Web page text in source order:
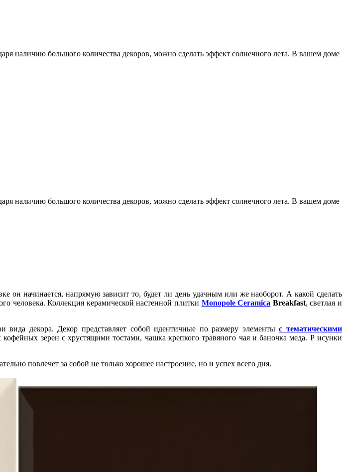
наличию большого количества декоров, можно сделать эффект солнечного лета. В вашем доме
наличию большого количества декоров, можно сделать эффект солнечного лета. В вашем доме
он начинается, напрямую зависит то, будет ли день удачным или же наоборот. А какой сделать
человека. Коллекция керамической настенной плитки Monopole Ceramica Breakfast, светлая и
декора. Декор представляет собой идентичные по размеру элементыс тематическими
зерен с хрустящими тостами, чашка крепкого травяного чая и баночка меда. Р исунки
повлечет за собой не только хорошее настроение, но и успех всего дня.